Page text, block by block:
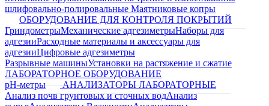
шлифовально-полировальные Маятниковые копры
ОБОРУДОВАНИЕ ДЛЯ КОНТРОЛЯ ПОКРЫТИЙ
ГриндометрыМеханические адгезиметрыНаборы для
адгезииРасходные материалы и аксессуары для
адгезииЦифровые адгезиметры
Разрывные машиныУстановки на растяжение и сжатие
ЛАБОРАТОРНОЕ ОБОРУДОВАНИЕ
pH-метры
АНАЛИЗАТОРЫ ЛАБОРАТОРНЫЕ
Анализ почв грунтовых и сточных водАнализ